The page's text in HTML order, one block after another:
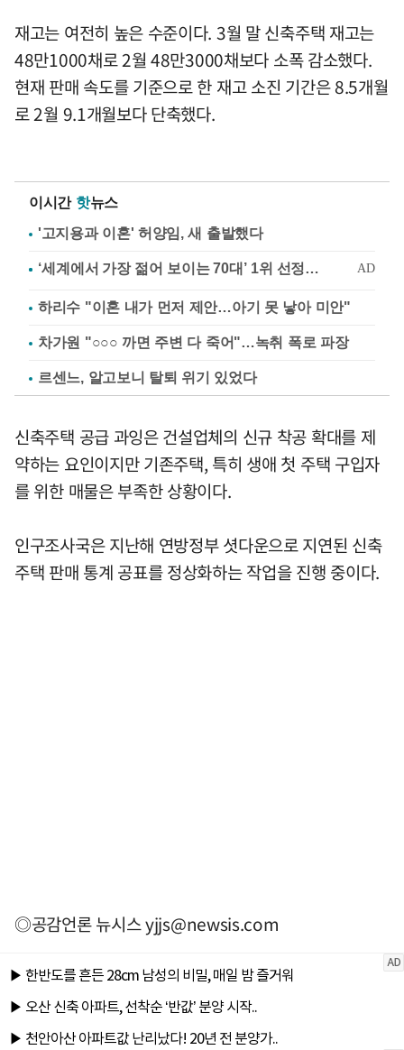
재고는 여전히 높은 수준이다. 3월 말 신축주택 재고는
48만1000채로 2월 48만3000채보다 소폭 감소했다.
현재 판매 속도를 기준으로 한 재고 소진 기간은 8.5개월
로 2월 9.1개월보다 단축했다.
이시간 핫뉴스
'고지용과 이혼' 허양임, 새 출발했다
하리수 "이혼 내가 먼저 제안…아기 못 낳아 미안"
차가원 "○○○ 까면 주변 다 죽어"…녹취 폭로 파장
르센느, 알고보니 탈퇴 위기 있었다
신축주택 공급 과잉은 건설업체의 신규 착공 확대를 제
약하는 요인이지만 기존주택, 특히 생애 첫 주택 구입자
를 위한 매물은 부족한 상황이다.
인구조사국은 지난해 연방정부 셧다운으로 지연된 신축
주택 판매 통계 공표를 정상화하는 작업을 진행 중이다.
◎공감언론 뉴시스yjjs@newsis.com